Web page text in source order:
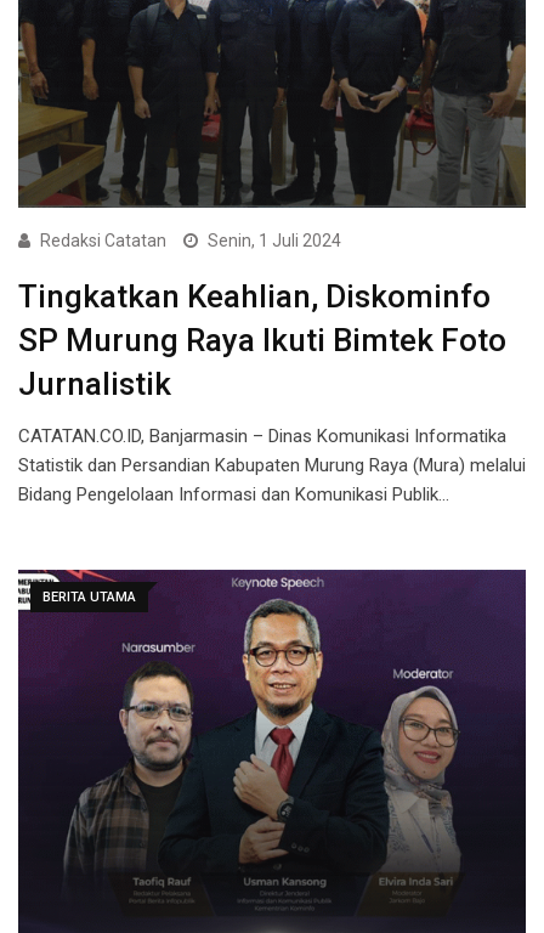
Redaksi Catatan Senin, 1 Juli 2024
Tingkatkan Keahlian, Diskominfo
SP Murung Raya Ikuti Bimtek Foto
Jurnalistik
CATATAN.CO.ID, Banjarmasin – Dinas Komunikasi Informatika
Statistik dan Persandian Kabupaten Murung Raya (Mura) melalui
Bidang Pengelolaan Informasi dan Komunikasi Publik…
BERITA UTAMA